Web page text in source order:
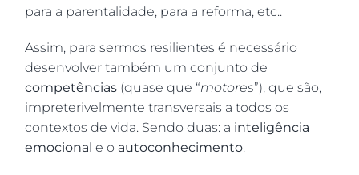
para a parentalidade, para a reforma, etc..
Assim, para sermos resilientes é necessário
desenvolver também um conjunto de
competências (quase que “motores”), que são,
impreterivelmente transversais a todos os
contextos de vida. Sendo duas: a inteligência
emocional e o autoconhecimento.